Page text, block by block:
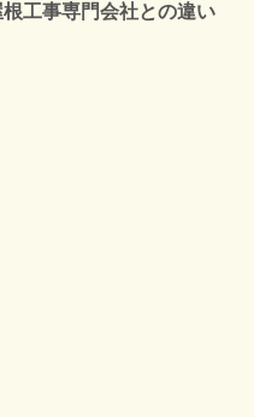
工事専門会社との違い